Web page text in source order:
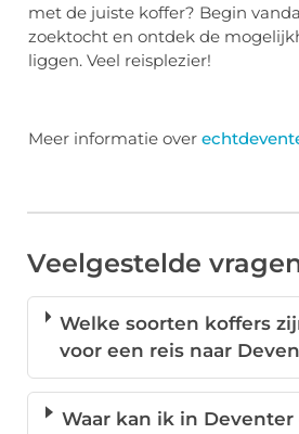
met de juiste koffer? Begin
zoektocht en ontdek de
liggen. Veel reisplezier!
Meer informatie over
Veelgestelde
Welke soorten koffers
voor een reis naar
Waar kan ik in